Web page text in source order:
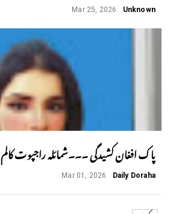
Unknown
Mar 25, 2026
پاک افغان کشیدگی ۔۔۔شمائلہ راجپوت کالم
Daily Doraha
Mar 01, 2026